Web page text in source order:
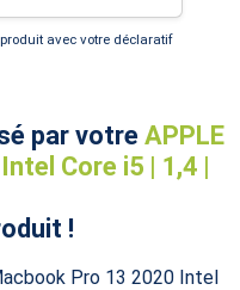
avec votre déclaratif
par votre APPLE
Core i5 | 1,4 |
!
Pro 13 2020 Intel